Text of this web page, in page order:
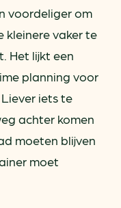
voordeliger om
kleinere vaker te
Het lijkt een
planning voor
iets te
achter komen
moeten blijven
moet